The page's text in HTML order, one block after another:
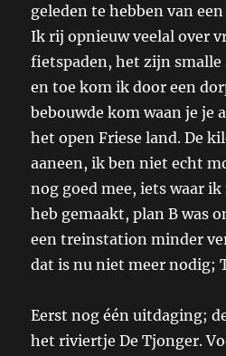
geleden te hebben van
Ik rij opnieuw veelal over
fietspaden, het zijn smalle
en toe kom ik door een
bebouwde kom waan je je
het open Friese land. De
aaneen, ik ben niet echt
nog goed mee, iets waar
heb gemaakt, plan B was
een treinstation minder
dat is nu niet meer nodig;
Eerst nog één uitdaging;
het riviertje De Tjonger.